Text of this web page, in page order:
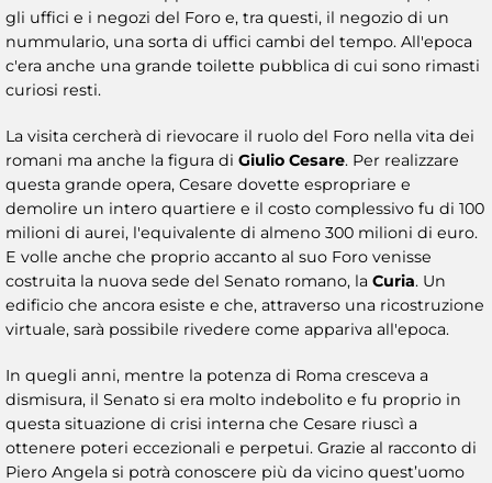
gli uffici e i negozi del Foro e, tra questi, il negozio di un
nummulario, una sorta di uffici cambi del tempo. All'epoca
c'era anche una grande toilette pubblica di cui sono rimasti
curiosi resti.
La visita cercherà di rievocare il ruolo del Foro nella vita dei
romani ma anche la figura di Giulio Cesare. Per realizzare
questa grande opera, Cesare dovette espropriare e
demolire un intero quartiere e il costo complessivo fu di 100
milioni di aurei, l'equivalente di almeno 300 milioni di euro.
E volle anche che proprio accanto al suo Foro venisse
costruita la nuova sede del Senato romano, la Curia. Un
edificio che ancora esiste e che, attraverso una ricostruzione
virtuale, sarà possibile rivedere come appariva all'epoca.
In quegli anni, mentre la potenza di Roma cresceva a
dismisura, il Senato si era molto indebolito e fu proprio in
questa situazione di crisi interna che Cesare riuscì a
ottenere poteri eccezionali e perpetui. Grazie al racconto di
Piero Angela si potrà conoscere più da vicino quest’uomo